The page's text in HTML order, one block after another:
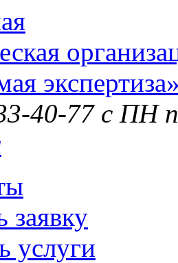
40-77 с ПН
заявку
услуги